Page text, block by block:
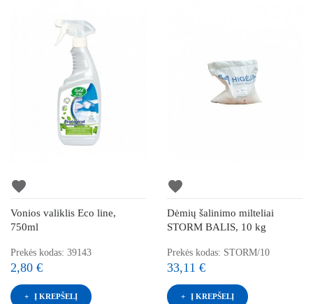
favorite
Vonios valiklis Eco line,
750ml
Prekės kodas: 39143
2,80 €
Į KREPŠELĮ
favorite
Dėmių šalinimo milteliai
STORM BALIS, 10 kg
Prekės kodas: STORM/10
33,11 €
Į KREPŠELĮ